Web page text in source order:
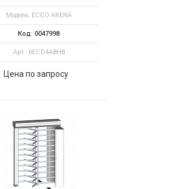
полноростовой
турникет
Модель: ECCO ARENA
Код: 0047998
Арт.: 6ECD4ABHB
Цена по запросу